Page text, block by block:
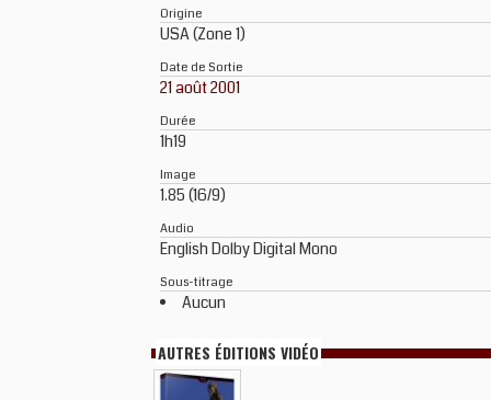
Origine
USA (Zone 1)
Date de Sortie
21 août 2001
Durée
1h19
Image
1.85 (16/9)
Audio
English Dolby Digital Mono
Sous-titrage
Aucun
AUTRES ÉDITIONS VIDÉO